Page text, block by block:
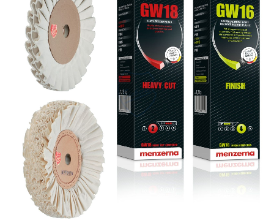
galería
imágenes